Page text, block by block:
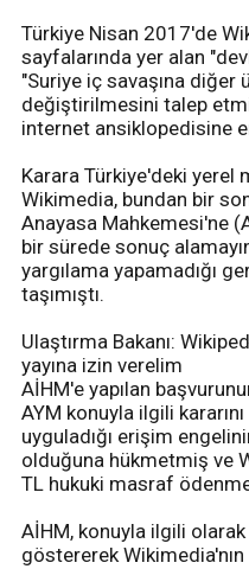
Türkiye Nisan 2017'de
sayfalarında yer alan
"Suriye iç savaşına diğer
değiştirilmesini talep
internet ansiklopedisine
Karara Türkiye'deki yerel
Wikimedia, bundan bir
Anayasa Mahkemesi'ne
bir sürede sonuç
yargılama yapamadığı
taşımıştı.
Ulaştırma Bakanı:
yayına izin verelim
AİHM'e yapılan
AYM konuyla ilgili
uyguladığı erişim
olduğuna hükmetmiş ve
TL hukuki masraf
AİHM, konuyla ilgili
göstererek